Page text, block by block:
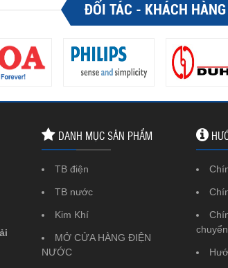
ĐỐI TÁC - KHÁCH HÀNG
chuyển
DANH MỤC SẢN PHẨM
TB điện
TB nước
Kim Khí
MỞ CỬA HÀNG ĐIỆN
NƯỚC